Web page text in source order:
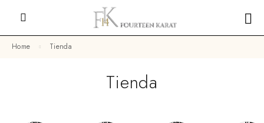
Home Tienda
Tienda